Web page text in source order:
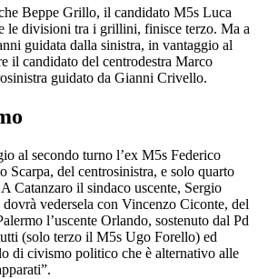
Beppe Grillo, il candidato M5s Luca
le divisioni tra i grillini, finisce terzo. Ma a
guidata dalla sinistra, in vantaggio al
il candidato del centrodestra Marco
guidato da Gianni Crivello.
al secondo turno l’ex M5s Federico
Scarpa, del centrosinistra, e solo quarto
Catanzaro il sindaco uscente, Sergio
vedersela con Vincenzo Ciconte, del
l’uscente Orlando, sostenuto dal Pd
(solo terzo il M5s Ugo Forello) ed
di civismo politico che è alternativo alle